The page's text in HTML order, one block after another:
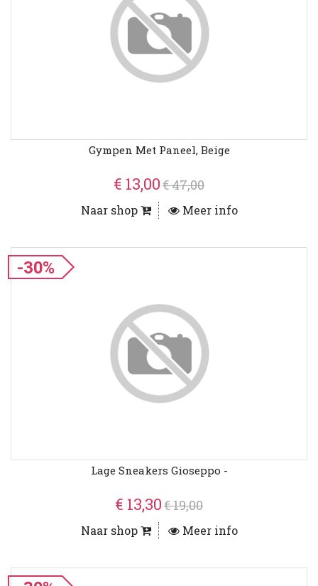
Gympen Met Paneel, Beige
€ 13,00€ 47,00
Naar shop Meer info
-30%
Lage Sneakers Gioseppo -
€ 13,30€ 19,00
Naar shop Meer info